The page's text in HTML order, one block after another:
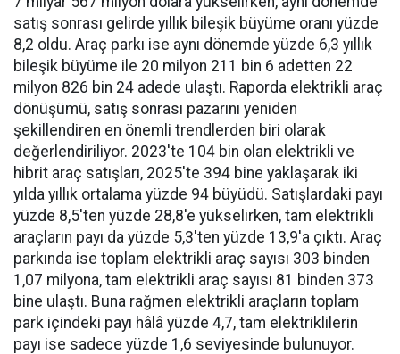
satış sonrası gelirde yıllık bileşik büyüme oranı yüzde
8,2 oldu. Araç parkı ise aynı dönemde yüzde 6,3 yıllık
bileşik büyüme ile 20 milyon 211 bin 6 adetten 22
milyon 826 bin 24 adede ulaştı. Raporda elektrikli araç
dönüşümü, satış sonrası pazarını yeniden
şekillendiren en önemli trendlerden biri olarak
değerlendiriliyor. 2023'te 104 bin olan elektrikli ve
hibrit araç satışları, 2025'te 394 bine yaklaşarak iki
yılda yıllık ortalama yüzde 94 büyüdü. Satışlardaki payı
yüzde 8,5'ten yüzde 28,8'e yükselirken, tam elektrikli
araçların payı da yüzde 5,3'ten yüzde 13,9'a çıktı. Araç
parkında ise toplam elektrikli araç sayısı 303 binden
1,07 milyona, tam elektrikli araç sayısı 81 binden 373
bine ulaştı. Buna rağmen elektrikli araçların toplam
park içindeki payı hâlâ yüzde 4,7, tam elektriklilerin
payı ise sadece yüzde 1,6 seviyesinde bulunuyor.